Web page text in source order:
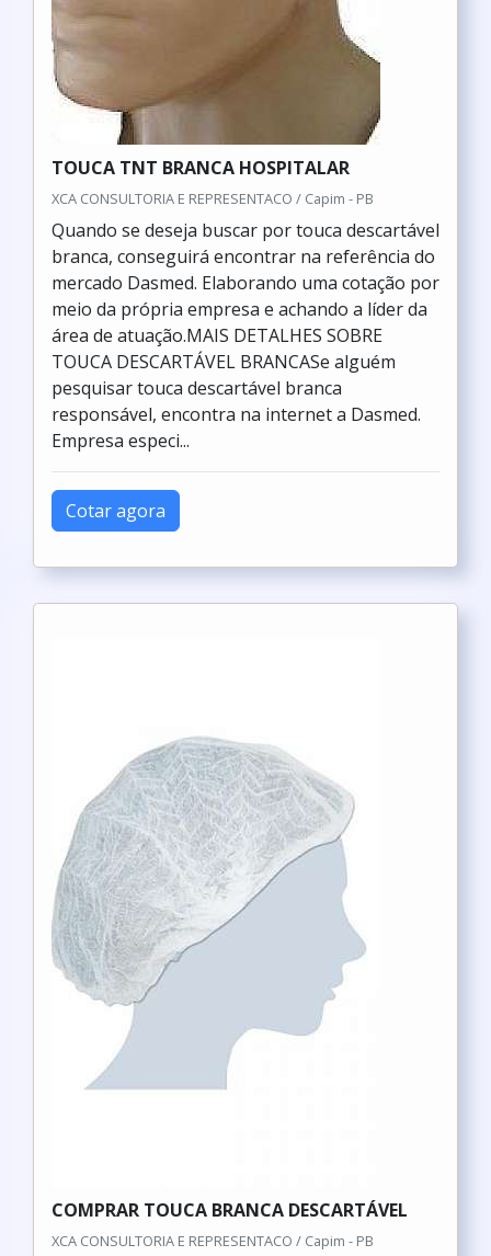
TOUCA TNT BRANCA HOSPITALAR
XCA CONSULTORIA E REPRESENTACO / Capim - PB
Quando se deseja buscar por touca descartável
branca, conseguirá encontrar na referência do
mercado Dasmed. Elaborando uma cotação por
meio da própria empresa e achando a líder da
área de atuação.MAIS DETALHES SOBRE
TOUCA DESCARTÁVEL BRANCASe alguém
pesquisar touca descartável branca
responsável, encontra na internet a Dasmed.
Empresa especi...
Cotar agora
COMPRAR TOUCA BRANCA DESCARTÁVEL
XCA CONSULTORIA E REPRESENTACO / Capim - PB